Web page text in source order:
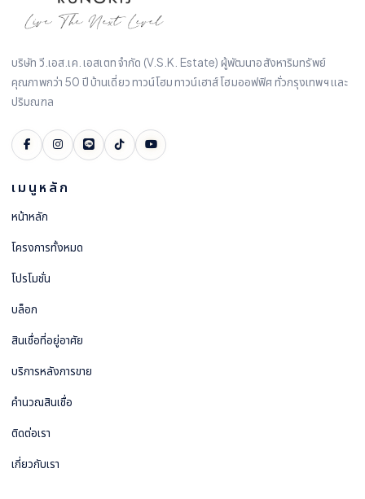
บริษัท วี.เอส.เค. เอสเตท จำกัด (V.S.K. Estate) ผู้พัฒนาอสังหาริมทรัพย์
คุณภาพกว่า 50 ปี บ้านเดี่ยว ทาวน์โฮม ทาวน์เฮาส์ โฮมออฟฟิศ ทั่วกรุงเทพฯ และ
ปริมณฑล
เมนูหลัก
หน้าหลัก
โครงการทั้งหมด
โปรโมชั่น
บล็อก
สินเชื่อที่อยู่อาศัย
บริการหลังการขาย
คำนวณสินเชื่อ
ติดต่อเรา
เกี่ยวกับเรา